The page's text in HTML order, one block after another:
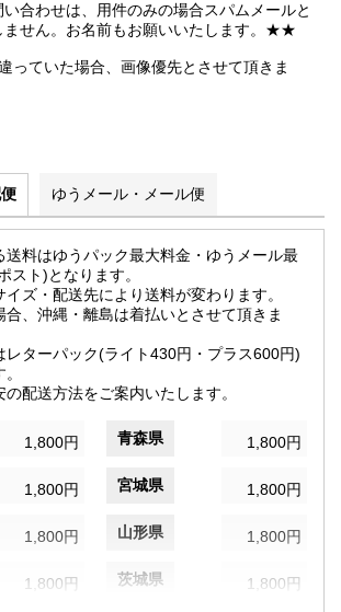
合わせは、用件のみの場合スパムメールと
ません。お名前もお願いいたします。★★
っていた場合、画像優先とさせて頂きま
ゆうメール・メール便
料はゆうパック最大料金・ゆうメール最
スト)となります。
ズ・配送先により送料が変わります。
、沖縄・離島は着払いとさせて頂きま
ターパック(ライト430円・プラス600円)
配送方法をご案内いたします。
1,800円 青森県 1,800円
1,800円 宮城県 1,800円
1,800円 山形県 1,800円
1,800円 茨城県 1,800円